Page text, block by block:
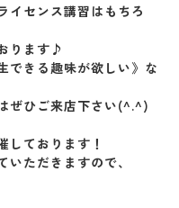
イセンス講習はもちろ
ります♪
できる趣味が欲しい》な
ぜひご来店下さい(^.^)
しております！
ただきますので、